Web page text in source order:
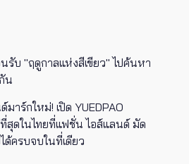
รับ "ฤดูกาลแห่งสีเขียว" ไปค้นหา
น
าร์กใหม่! เปิด YUEDPAO
ดในไทยที่แฟชั่น ไอส์แลนด์ มัด
ครบจบในที่เดียว